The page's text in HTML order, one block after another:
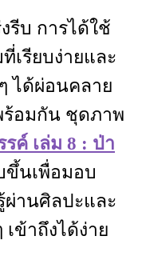
รีบ การได้ใช้
เรียบง่ายและ
ได้ผ่อนคลาย
อมกัน ชุดภาพ
ค์ เล่ม 8 : ป่า
นเพื่อมอบ
ผ่านศิลปะและ
ข้าถึงได้ง่าย